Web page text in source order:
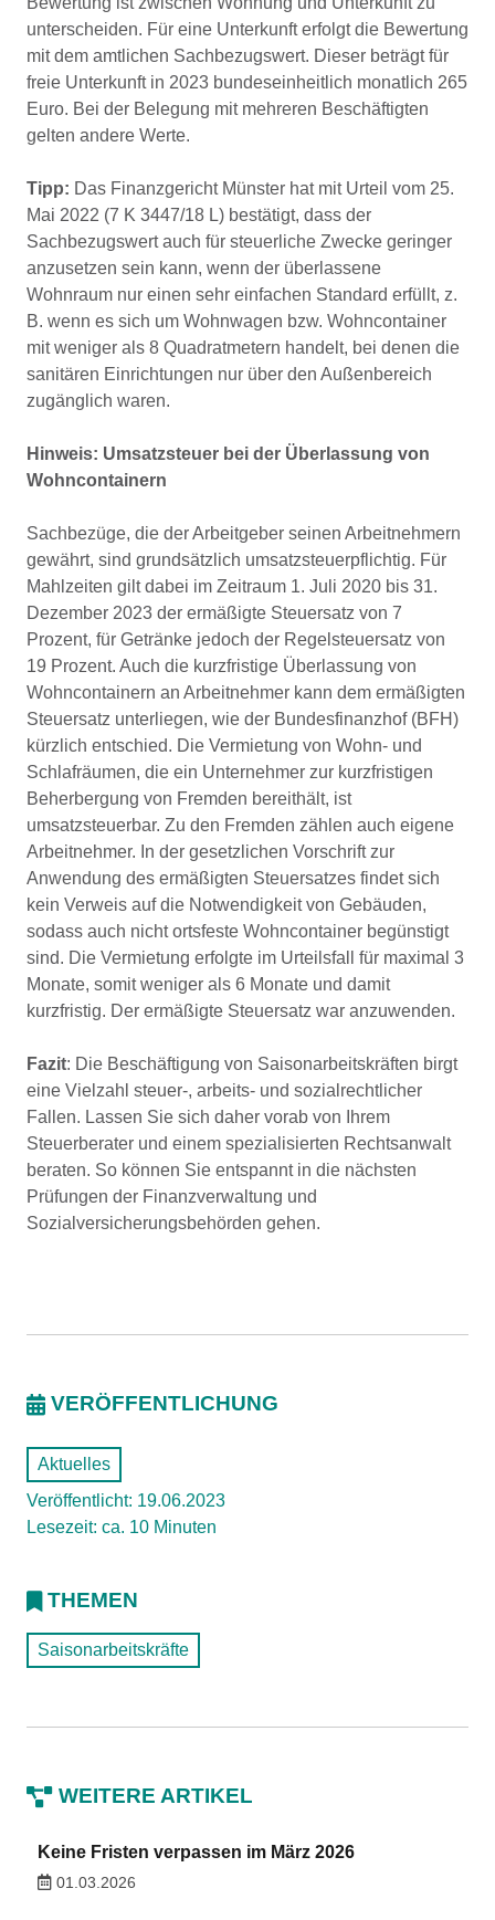
unterscheiden. Für eine Unterkunft erfolgt die Bewertung
mit dem amtlichen Sachbezugswert. Dieser beträgt für
freie Unterkunft in 2023 bundeseinheitlich monatlich 265
Euro. Bei der Belegung mit mehreren Beschäftigten
gelten andere Werte.
Tipp: Das Finanzgericht Münster hat mit Urteil vom 25.
Mai 2022 (7 K 3447/18 L) bestätigt, dass der
Sachbezugswert auch für steuerliche Zwecke geringer
anzusetzen sein kann, wenn der überlassene
Wohnraum nur einen sehr einfachen Standard erfüllt, z.
B. wenn es sich um Wohnwagen bzw. Wohncontainer
mit weniger als 8 Quadratmetern handelt, bei denen die
sanitären Einrichtungen nur über den Außenbereich
zugänglich waren.
Hinweis: Umsatzsteuer bei der Überlassung von
Wohncontainern
Sachbezüge, die der Arbeitgeber seinen Arbeitnehmern
gewährt, sind grundsätzlich umsatzsteuerpflichtig. Für
Mahlzeiten gilt dabei im Zeitraum 1. Juli 2020 bis 31.
Dezember 2023 der ermäßigte Steuersatz von 7
Prozent, für Getränke jedoch der Regelsteuersatz von
19 Prozent. Auch die kurzfristige Überlassung von
Wohncontainern an Arbeitnehmer kann dem ermäßigten
Steuersatz unterliegen, wie der Bundesfinanzhof (BFH)
kürzlich entschied. Die Vermietung von Wohn- und
Schlafräumen, die ein Unternehmer zur kurzfristigen
Beherbergung von Fremden bereithält, ist
umsatzsteuerbar. Zu den Fremden zählen auch eigene
Arbeitnehmer. In der gesetzlichen Vorschrift zur
Anwendung des ermäßigten Steuersatzes findet sich
kein Verweis auf die Notwendigkeit von Gebäuden,
sodass auch nicht ortsfeste Wohncontainer begünstigt
sind. Die Vermietung erfolgte im Urteilsfall für maximal 3
Monate, somit weniger als 6 Monate und damit
kurzfristig. Der ermäßigte Steuersatz war anzuwenden.
Fazit: Die Beschäftigung von Saisonarbeitskräften birgt
eine Vielzahl steuer-, arbeits- und sozialrechtlicher
Fallen. Lassen Sie sich daher vorab von Ihrem
Steuerberater und einem spezialisierten Rechtsanwalt
beraten. So können Sie entspannt in die nächsten
Prüfungen der Finanzverwaltung und
Sozialversicherungsbehörden gehen.
VERÖFFENTLICHUNG
Aktuelles
Veröffentlicht: 19.06.2023
Lesezeit: ca. 10 Minuten
THEMEN
Saisonarbeitskräfte
WEITERE ARTIKEL
Keine Fristen verpassen im März 2026
01.03.2026